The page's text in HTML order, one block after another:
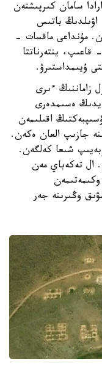
سامان كىرپىشتەن
اۋىلدىڭ باتىس
مۇنداعى ماقسات -
ينتەرناتتا
ۇيىمداستىرۋ.
زاماننىڭ ءىرى
ەسىمدەرى
اقىلىمەن
جازىپ العان ەكەن.
شىعا كەلگەن.
ال تەكەباي مەن
وڭىرىنە جەر